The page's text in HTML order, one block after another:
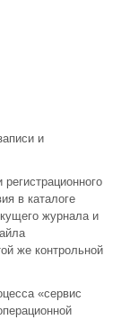
и
в каталоге
журнала и
же контрольной
«сервис